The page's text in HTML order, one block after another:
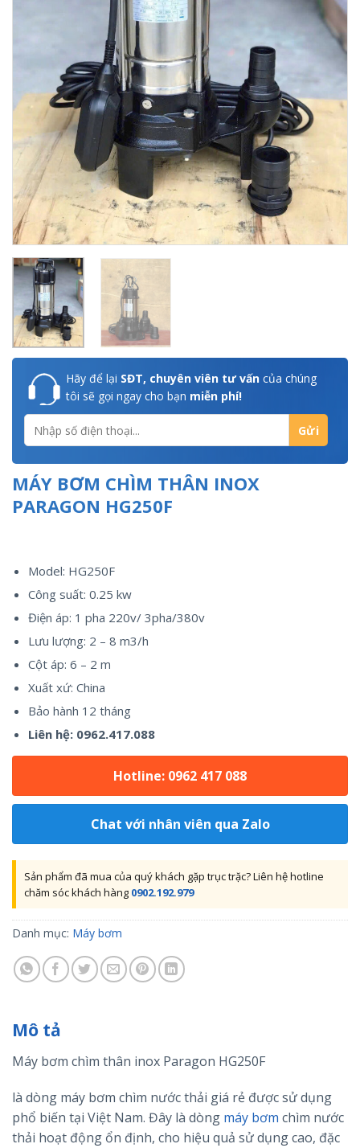
Hãy để lại SĐT, chuyên viên tư vấn của chúng
tôi sẽ gọi ngay cho bạn miễn phí!
MÁY BƠM CHÌM THÂN INOX
PARAGON HG250F
Model: HG250F
Công suất: 0.25 kw
Điện áp: 1 pha 220v/ 3pha/380v
Lưu lượng: 2 – 8 m3/h
Cột áp: 6 – 2 m
Xuất xứ: China
Bảo hành 12 tháng
Liên hệ: 0962.417.088
Hotline: 0962 417 088
Chat với nhân viên qua Zalo
Sản phẩm đã mua của quý khách gặp trục trặc? Liên hệ hotline
chăm sóc khách hàng 0902.192.979
Danh mục: Máy bơm
Mô tả
Máy bơm chìm thân inox Paragon HG250F
là dòng máy bơm chìm nước thải giá rẻ được sử dụng
phổ biến tại Việt Nam. Đây là dòng máy bơm chìm nước
thải hoạt động ổn định, cho hiệu quả sử dụng cao, đặc